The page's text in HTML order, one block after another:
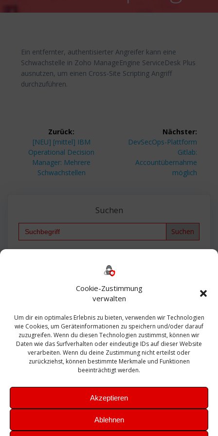
Cookie-Zustimmung
verwalten
Um dir ein optimales Erlebnis zu bieten, verwenden wir Technologien
wie Cookies, um Geräteinformationen zu speichern und/oder darauf
zuzugreifen. Wenn du diesen Technologien zustimmst, können wir
Daten wie das Surfverhalten oder eindeutige IDs auf dieser Website
verarbeiten. Wenn du deine Zustimmung nicht erteilst oder
zurückziehst, können bestimmte Merkmale und Funktionen
beeinträchtigt werden.
Akzeptieren
Ablehnen
Ein entfernter, authentisierter Angreifer kann eine
Schwachstelle in Zoho ManageEngine ServiceDesk Plus
ausnutzen, um einen Cross-Site Scripting Angriff
durchzuführen.
Beitragsnavigation
Zurück:
Vorheriger
Beitrag:
[NEU] [mittel] IBM
Operational Decision
Manager: Mehrere
Schwachstellen
Nächster:
Nächster
DevSecOps-Plattform
Gitlab:
Accountübernahme
möglich
Suchen
Search
Bautagebuch
Exchange firewall Fritzbox
Microsoft
Sanierung SBS Security Server Sicherheit
Sicherung SIEM Sophos SSL Ubuntu
Update Upgrade UTM VCenter VCSA Veeam
VMWare VPN WAZUH Windows
Zertifikat